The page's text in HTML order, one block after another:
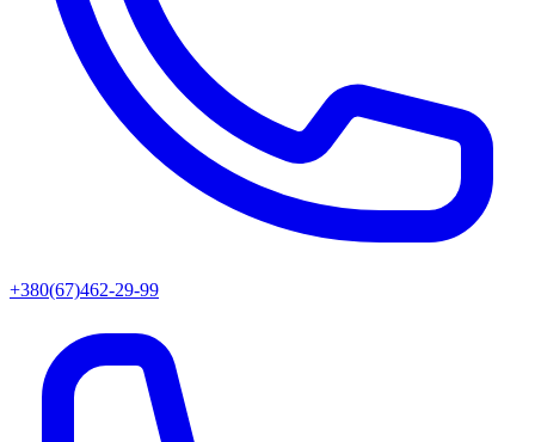
+380(67)462-29-99